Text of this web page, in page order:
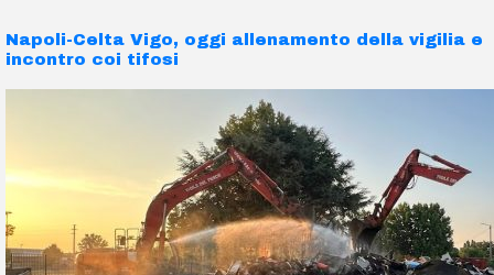
Napoli-Celta Vigo, oggi allenamento della vigilia e
incontro coi tifosi